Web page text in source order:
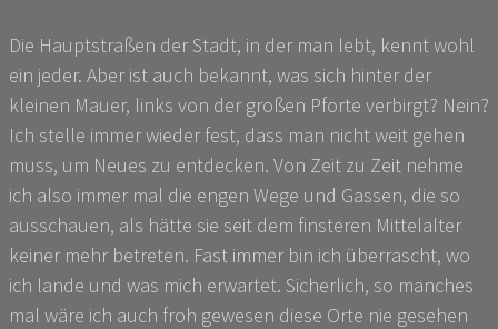
Die Hauptstraßen der Stadt, in der man lebt, kennt wohl
ein jeder. Aber ist auch bekannt, was sich hinter der
kleinen Mauer, links von der großen Pforte verbirgt? Nein?
Ich stelle immer wieder fest, dass man nicht weit gehen
muss, um Neues zu entdecken. Von Zeit zu Zeit nehme
ich also immer mal die engen Wege und Gassen, die so
ausschauen, als hätte sie seit dem finsteren Mittelalter
keiner mehr betreten. Fast immer bin ich überrascht, wo
ich lande und was mich erwartet. Sicherlich, so manches
mal wäre ich auch froh gewesen diese Orte nie gesehen